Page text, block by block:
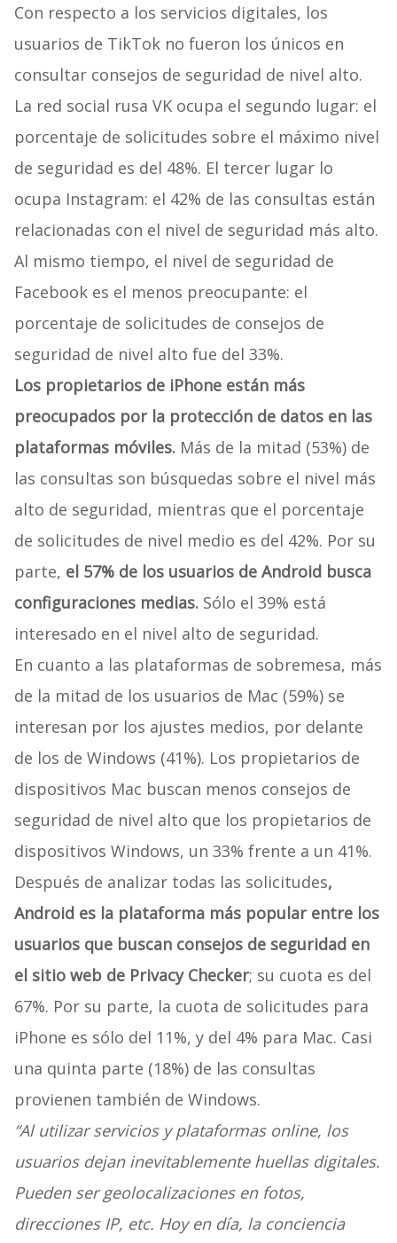
Con respecto a los servicios digitales, los
usuarios de TikTok no fueron los únicos en
consultar consejos de seguridad de nivel alto.
La red social rusa VK ocupa el segundo lugar: el
porcentaje de solicitudes sobre el máximo nivel
de seguridad es del 48%. El tercer lugar lo
ocupa Instagram: el 42% de las consultas están
relacionadas con el nivel de seguridad más alto.
Al mismo tiempo, el nivel de seguridad de
Facebook es el menos preocupante: el
porcentaje de solicitudes de consejos de
seguridad de nivel alto fue del 33%.
Los propietarios de iPhone están más
preocupados por la protección de datos en las
plataformas móviles. Más de la mitad (53%) de
las consultas son búsquedas sobre el nivel más
alto de seguridad, mientras que el porcentaje
de solicitudes de nivel medio es del 42%. Por su
parte, el 57% de los usuarios de Android busca
configuraciones medias. Sólo el 39% está
interesado en el nivel alto de seguridad.
En cuanto a las plataformas de sobremesa, más
de la mitad de los usuarios de Mac (59%) se
interesan por los ajustes medios, por delante
de los de Windows (41%). Los propietarios de
dispositivos Mac buscan menos consejos de
seguridad de nivel alto que los propietarios de
dispositivos Windows, un 33% frente a un 41%.
Después de analizar todas las solicitudes,
Android es la plataforma más popular entre los
usuarios que buscan consejos de seguridad en
el sitio web de Privacy Checker; su cuota es del
67%. Por su parte, la cuota de solicitudes para
iPhone es sólo del 11%, y del 4% para Mac. Casi
una quinta parte (18%) de las consultas
provienen también de Windows.
“Al utilizar servicios y plataformas online, los
usuarios dejan inevitablemente huellas digitales.
Pueden ser geolocalizaciones en fotos,
direcciones IP, etc. Hoy en día, la conciencia